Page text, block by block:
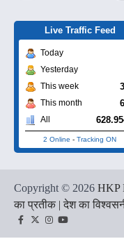
Live Traffic Feed
Today
Yesterday
This week
This month
All
2 Online - Tracking ON
Copyright © 2026 HKP
का प्रतीक | देश का
Facebook
TwitterInstagram
YouTube